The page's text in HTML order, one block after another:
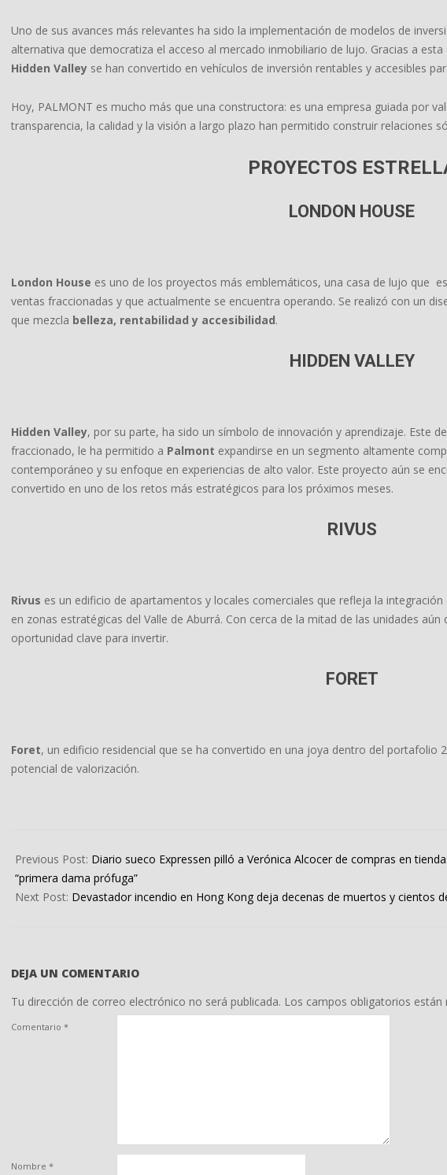
Uno de sus avances más relevantes ha sido la implementación de modelos de
alternativa que democratiza el acceso al mercado inmobiliario de lujo. Gracias a
Hidden Valley se han convertido en vehículos de inversión rentables y accesibles
Hoy, PALMONT es mucho más que una constructora: es una empresa guiada por
transparencia, la calidad y la visión a largo plazo han permitido construir relaciones
PROYECTOS
LONDON HOUSE
London House es uno de los proyectos más emblemáticos, una casa de lujo que
ventas fraccionadas y que actualmente se encuentra operando. Se realizó con un
que mezcla belleza, rentabilidad y accesibilidad.
HIDDEN VALLEY
Hidden Valley, por su parte, ha sido un símbolo de innovación y aprendizaje. Este
fraccionado, le ha permitido a Palmont expandirse en un segmento altamente
contemporáneo y su enfoque en experiencias de alto valor. Este proyecto aún se
convertido en uno de los retos más estratégicos para los próximos meses.
RIVUS
Rivus es un edificio de apartamentos y locales comerciales que refleja la
en zonas estratégicas del Valle de Aburrá. Con cerca de la mitad de las unidades aún
oportunidad clave para invertir.
FORET
Foret, un edificio residencial que se ha convertido en una joya dentro del portafolio
potencial de valorización.
11-
25
Previous Post: Diario sueco Expressen pilló a Verónica Alcocer de compras en
“primera dama prófuga”
Next Post: Devastador incendio en Hong Kong deja decenas de muertos y cientos
DEJA UN COMENTARIO
Tu dirección de correo electrónico no será publicada. Los campos obligatorios están
Comentario *
Nombre *